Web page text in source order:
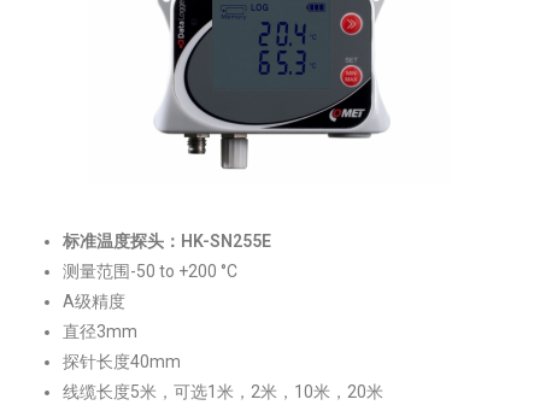
标准温度探头：HK-SN255E
测量范围-50 to +200 °C
A级精度
直径3mm
探针长度40mm
线缆长度5米，可选1米，2米，10米，20米